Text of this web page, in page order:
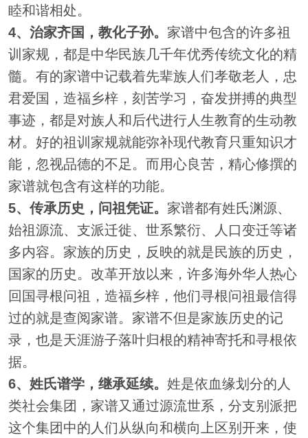
睦和谐相处。
4、治家齐国，教化子孙。 家谱中包含的许多祖
训家规，都是中华民族几千年优秀传统文化的精
髓。有的家谱中记载着先辈族人们孝敬老人，忠
君爱国，造福乡梓，刻苦学习，奋发拼搏的典型
事迹，都是对族人和后代进行人生教育的生动教
材。好的祖训家规就能弥补现代教育只重知识才
能，忽视品德的不足。而用心良苦，精心修撰的
家谱就包含有这样的功能。
5、传承历史，问祖凭证。 家谱都有姓氏渊源、
始祖源流、支派迁徙、世系繁衍、人口变迁等诸
多内容。家族的历史，反映的就是民族的历史，
国家的历史。改革开放以来，许多海外华人热心
回国寻根问祖，造福乡梓，他们寻根问祖最信得
过的就是查阅家谱。家谱不但是家族历史的记
录，也是天涯游子落叶归根的精神寄托和寻根依
据。
6、姓氏谱学，继承延续。 姓是依血缘划分的人
类社会集团，家谱又通过源流世系，分支别派把
这个集团中的人们从纵向和横向上区别开来，使